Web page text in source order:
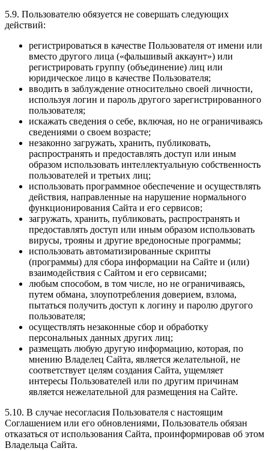
5.9. Пользователю обязуется не совершать следующих
действий:
регистрироваться в качестве Пользователя от имени или
вместо другого лица («фальшивый аккаунт») или
регистрировать группу (объединение) лиц или
юридическое лицо в качестве Пользователя;
вводить в заблуждение относительно своей личности,
используя логин и пароль другого зарегистрированного
пользователя;
искажать сведения о себе, включая, но не ограничиваясь
сведениями о своем возрасте;
незаконно загружать, хранить, публиковать,
распространять и предоставлять доступ или иным
образом использовать интеллектуальную собственность
пользователей и третьих лиц;
использовать программное обеспечение и осуществлять
действия, направленные на нарушение нормального
функционирования Сайта и его сервисов;
загружать, хранить, публиковать, распространять и
предоставлять доступ или иным образом использовать
вирусы, трояны и другие вредоносные программы;
использовать автоматизированные скрипты
(программы) для сбора информации на Сайте и (или)
взаимодействия с Сайтом и его сервисами;
любым способом, в том числе, но не ограничиваясь,
путем обмана, злоупотребления доверием, взлома,
пытаться получить доступ к логину и паролю другого
пользователя;
осуществлять незаконные сбор и обработку
персональных данных других лиц;
размещать любую другую информацию, которая, по
мнению Владелец Сайта, является желательной, не
соответствует целям создания Сайта, ущемляет
интересы Пользователей или по другим причинам
является нежелательной для размещения на Сайте.
5.10. В случае несогласия Пользователя с настоящим
Соглашением или его обновлениями, Пользователь обязан
отказаться от использования Сайта, проинформировав об этом
Владельца Сайта.